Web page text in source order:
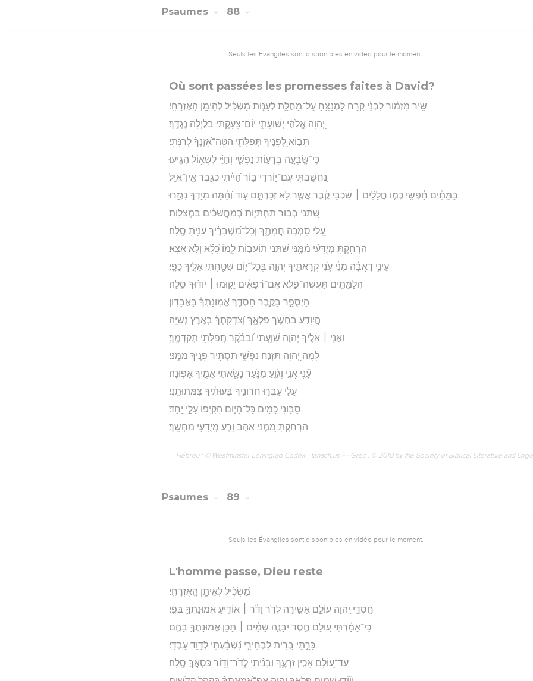
Psaumes 88
Seuls les Évangiles sont disponibles en vidéo pour le moment.
Où sont passées les promesses faites à David?
שִׁ֥יר מִזְמ֗וֹר לִבְנֵ֫י קֹ֥רַח לַמְנַצֵּ֣חַ עַל־מָחֲלַ֣ת לְעַנּ֑וֹת מַ֝שְׂכִּ֗יל לְהֵימָ֥ן הָאֶזְרָחִֽי׃
יְ֭הוָה אֱלֹהֵ֣י יְשׁוּעָתִ֑י יוֹם־צָעַ֖קְתִּי בַלַּ֣יְלָה נֶגְדֶּֽךָ׃
תָּב֣וֹא לְ֭פָנֶיךָ תְּפִלָּתִ֑י הַטֵּֽה־אָ֝זְנְךָ֗ לְרִנָּתִֽי׃
כִּֽי־שָֽׂבְעָ֣ה בְרָע֣וֹת נַפְשִׁ֑י וְחַיַּ֗י לִשְׁא֥וֹל הִגִּֽיעוּ׃
נֶ֭חְשַׁבְתִּי עִם־י֣וֹרְדֵי ב֑וֹר הָ֝יִ֗יתִי כְּגֶ֣בֶר אֵֽין־אֱיָֽל׃
בַּמֵּתִ֗ים חָ֫פְשִׁ֥י כְּמ֤וֹ חֲלָלִ֨ים ׀ שֹׁ֥כְבֵי קֶ֗בֶר אֲשֶׁ֤ר לֹ֣א זְכַרְתָּ֣ם ע֑וֹד וְ֝הֵ֗מָּה מִיָּדְךָ֥ נִגְזָֽרוּ׃
שַׁ֭תַּנִי בְּב֣וֹר תַּחְתִּיּ֑וֹת בְּ֝מַחֲשַׁכִּ֗ים בִּמְצֹלֽוֹת׃
עָ֭לַי סָמְכָ֣ה חֲמָתֶ֑ךָ וְכָל־מִ֝שְׁבָּרֶ֗יךָ עִנִּ֥יתָ סֶּֽלָה׃
הִרְחַ֥קְתָּ מְיֻדָּעַ֗י מִ֫מֶּ֥נִּי שַׁתַּ֣נִי תוֹעֵב֣וֹת לָ֑מוֹ כָּ֝לֻ֗א וְלֹ֣א אֵצֵֽא׃
עֵינִ֥י דָאֲבָ֗ה מִנִּ֫י עֹ֥נִי קְרָאתִ֣יךָ יְהוָ֣ה בְּכָל־י֑וֹם שִׁטַּ֖חְתִּי אֵלֶ֣יךָ כַפָּֽי׃
הֲלַמֵּתִ֥ים תַּעֲשֶׂה־פֶּ֑לֶא אִם־רְ֝פָאִ֗ים יָק֤וּמוּ ׀ יוֹד֬וּךָ סֶּֽלָה׃
הַיְסֻפַּ֣ר בַּקֶּ֣בֶר חַסְדֶּ֑ךָ אֱ֝מֽוּנָתְךָ֗ בָּאֲבַדּֽוֹן׃
הֲיִוָּדַ֣ע בַּחֹ֣שֶׁךְ פִּלְאֶ֑ךָ וְ֝צִדְקָתְךָ֗ בְּאֶ֣רֶץ נְשִׁיָּֽה׃
וַאֲנִ֤י ׀ אֵלֶ֣יךָ יְהוָ֣ה שִׁוַּ֑עְתִּי וּ֝בַבֹּ֗קֶר תְּֽפִלָּתִ֥י תְקַדְּמֶֽךָּ׃
לָמָ֣ה יְ֭הוָה תִּזְנַ֣ח נַפְשִׁ֑י תַּסְתִּ֖יר פָּנֶ֣יךָ מִמֶּֽנִּי׃
עָ֘נִ֤י אֲנִ֣י וְגֹוֵ֣עַ מִנֹּ֑עַר נָשָׂ֖אתִי אֵמֶ֣יךָ אָפֽוּנָה׃
עָ֭לַי עָבְר֣וּ חֲרוֹנֶ֑יךָ בִּ֝עוּתֶ֗יךָ צִמְּתוּתֻֽנִי׃
סַבּ֣וּנִי כַ֭מַּיִם כָּל־הַיּ֑וֹם הִקִּ֖יפוּ עָלַ֣י יָֽחַד׃
הִרְחַ֣קְתָּ מִ֭מֶּנִּי אֹהֵ֣ב וָרֵ֑עַ מְֽיֻדָּעַ֥י מַחְשָֽׁךְ׃
Hébreu : © Westminster Leningrad Codex - tanach.us --- Grec : © 2010 by the Society of Biblical Literature and
Psaumes 89
Seuls les Évangiles sont disponibles en vidéo pour le moment.
L'homme passe, Dieu reste
מַ֝שְׂכִּ֗יל לְאֵיתָ֥ן הָֽאֶזְרָחִֽי׃
חַֽסְדֵ֣י יְ֭הוָה עוֹלָ֣ם אָשִׁ֑ירָה לְדֹ֥ר וָדֹ֓ר ׀ אוֹדִ֖יעַ אֱמוּנָתְךָ֣ בְּפִֽי׃
כִּֽי־אָמַ֗רְתִּי ע֭וֹלָם חֶ֣סֶד יִבָּנֶ֑ה שָׁמַ֓יִם ׀ תָּכִ֖ן אֱמוּנָתְךָ֣ בָהֶֽם׃
כָּרַ֣תִּֽי בְ֭רִית לִבְחִירִ֑י נִ֝שְׁבַּ֗עְתִּי לְדָוִ֥ד עַבְדִּֽי׃
עַד־ע֭וֹלָם אָכִ֣ין זַרְעֶ֑ךָ וּבָנִ֨יתִי לְדֹר־וָד֖וֹר כִּסְאֲךָ֣ סֶֽלָה׃